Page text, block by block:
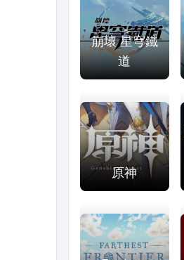
崩壞 星穹鐵
道
原神